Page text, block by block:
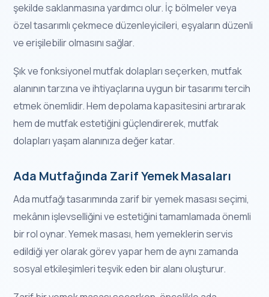
şekilde saklanmasına yardımcı olur. İç bölmeler veya
özel tasarımlı çekmece düzenleyicileri, eşyaların düzenli
ve erişilebilir olmasını sağlar.
Şık ve fonksiyonel mutfak dolapları seçerken, mutfak
alanının tarzına ve ihtiyaçlarına uygun bir tasarımı tercih
etmek önemlidir. Hem depolama kapasitesini artırarak
hem de mutfak estetiğini güçlendirerek, mutfak
dolapları yaşam alanınıza değer katar.
Ada Mutfağında Zarif Yemek Masaları
Ada mutfağı tasarımında zarif bir yemek masası seçimi,
mekânın işlevselliğini ve estetiğini tamamlamada önemli
bir rol oynar. Yemek masası, hem yemeklerin servis
edildiği yer olarak görev yapar hem de aynı zamanda
sosyal etkileşimleri teşvik eden bir alanı oluşturur.